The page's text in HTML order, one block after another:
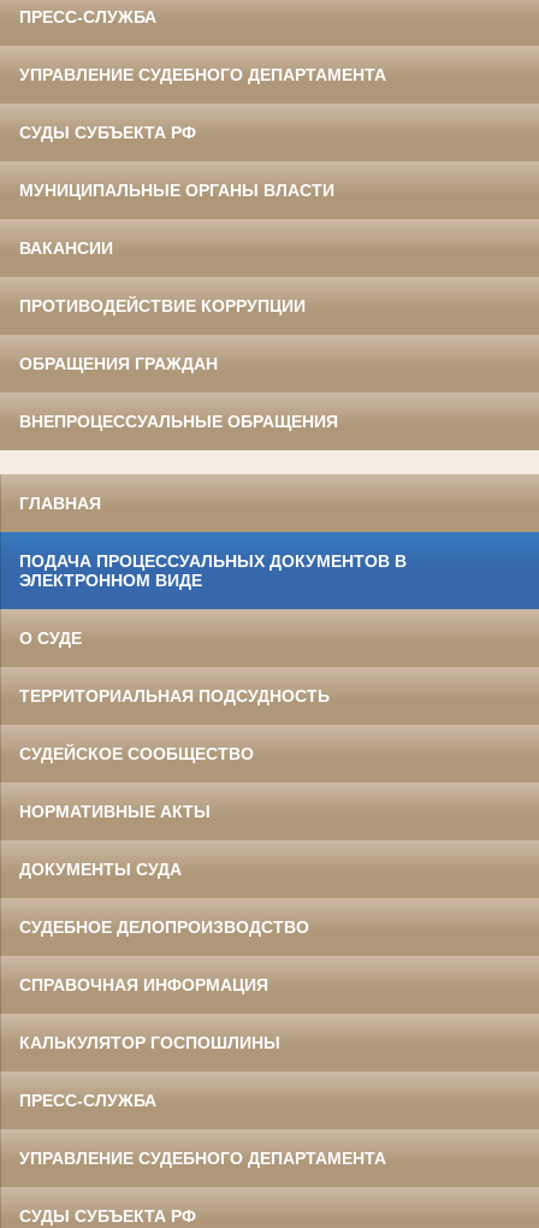
ПРЕСС-СЛУЖБА
УПРАВЛЕНИЕ СУДЕБНОГО ДЕПАРТАМЕНТА
СУДЫ СУБЪЕКТА РФ
МУНИЦИПАЛЬНЫЕ ОРГАНЫ ВЛАСТИ
ВАКАНСИИ
ПРОТИВОДЕЙСТВИЕ КОРРУПЦИИ
ОБРАЩЕНИЯ ГРАЖДАН
ВНЕПРОЦЕССУАЛЬНЫЕ ОБРАЩЕНИЯ
ГЛАВНАЯ
ПОДАЧА ПРОЦЕССУАЛЬНЫХ ДОКУМЕНТОВ В
ЭЛЕКТРОННОМ ВИДЕ
О СУДЕ
ТЕРРИТОРИАЛЬНАЯ ПОДСУДНОСТЬ
СУДЕЙСКОЕ СООБЩЕСТВО
НОРМАТИВНЫЕ АКТЫ
ДОКУМЕНТЫ СУДА
СУДЕБНОЕ ДЕЛОПРОИЗВОДСТВО
СПРАВОЧНАЯ ИНФОРМАЦИЯ
КАЛЬКУЛЯТОР ГОСПОШЛИНЫ
ПРЕСС-СЛУЖБА
УПРАВЛЕНИЕ СУДЕБНОГО ДЕПАРТАМЕНТА
СУДЫ СУБЪЕКТА РФ